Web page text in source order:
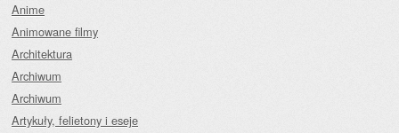
Anime
Animowane filmy
Architektura
Archiwum
Archiwum
Artykuły, felietony i eseje